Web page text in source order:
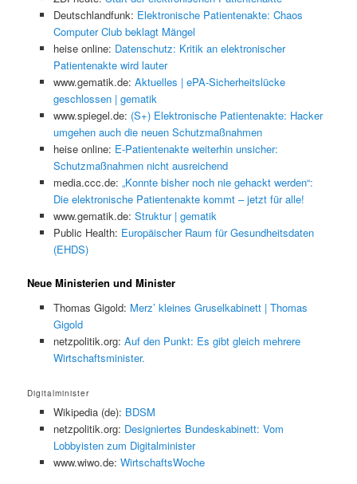
Deutschlandfunk: Elektronische Patientenakte: Chaos
Computer Club beklagt Mängel
heise online: Datenschutz: Kritik an elektronischer
Patientenakte wird lauter
www.gematik.de: Aktuelles | ePA-Sicherheitslücke
geschlossen | gematik
www.spiegel.de: (S+) Elektronische Patientenakte: Hacker
umgehen auch die neuen Schutzmaßnahmen
heise online: E-Patientenakte weiterhin unsicher:
Schutzmaßnahmen nicht ausreichend
media.ccc.de: „Konnte bisher noch nie gehackt werden“:
Die elektronische Patientenakte kommt – jetzt für alle!
www.gematik.de: Struktur | gematik
Public Health: Europäischer Raum für Gesundheitsdaten
(EHDS)
Neue Ministerien und Minister
Thomas Gigold: Merz’ kleines Gruselkabinett | Thomas
Gigold
netzpolitik.org: Auf den Punkt: Es gibt gleich mehrere
Wirtschaftsminister.
Digitalminister
Wikipedia (de): BDSM
netzpolitik.org: Designiertes Bundeskabinett: Vom
Lobbyisten zum Digitalminister
www.wiwo.de: WirtschaftsWoche